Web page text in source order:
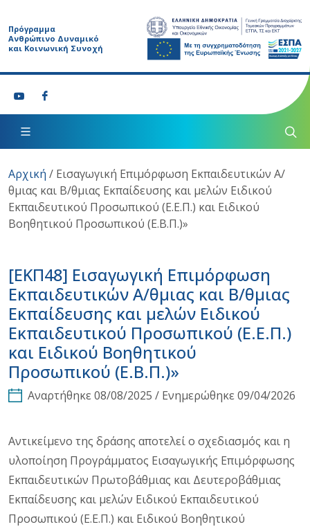
Πρόγραμμα
Ανθρώπινο Δυναμικό
και Κοινωνική Συνοχή
Αρχική / Εισαγωγική Επιμόρφωση Εκπαιδευτικών Α/
θμιας και Β/θμιας Εκπαίδευσης και μελών Ειδικού
Εκπαιδευτικού Προσωπικού (Ε.Ε.Π.) και Ειδικού
Βοηθητικού Προσωπικού (Ε.Β.Π.)»
[ΕΚΠ48] Εισαγωγική Επιμόρφωση
Εκπαιδευτικών Α/θμιας και Β/θμιας
Εκπαίδευσης και μελών Ειδικού
Εκπαιδευτικού Προσωπικού (Ε.Ε.Π.)
και Ειδικού Βοηθητικού
Προσωπικού (Ε.Β.Π.)»
Αναρτήθηκε 08/08/2025 / Ενημερώθηκε 09/04/2026
Αντικείμενο της δράσης αποτελεί ο σχεδιασμός και η
υλοποίηση Προγράμματος Εισαγωγικής Επιμόρφωσης
Εκπαιδευτικών Πρωτοβάθμιας και Δευτεροβάθμιας
Εκπαίδευσης και μελών Ειδικού Εκπαιδευτικού
Προσωπικού (Ε.Ε.Π.) και Ειδικού Βοηθητικού